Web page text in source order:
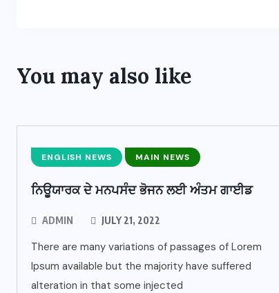
You may also like
ENGLISH NEWS MAIN NEWS
ਨਿਊਯਾਰਕ ਦੇ ਮਨਪਸੰਦ ਭੋਜਨ ਲਈ ਅੰਤਮ ਗਾਈਡ
ADMIN JULY 21, 2022
There are many variations of passages of Lorem
Ipsum available but the majority have suffered
alteration in that some injected